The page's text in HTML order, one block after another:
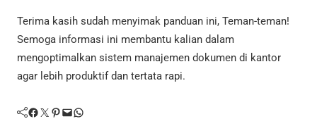
Terima kasih sudah menyimak panduan ini, Teman-teman!
Semoga informasi ini membantu kalian dalam
mengoptimalkan sistem manajemen dokumen di kantor
agar lebih produktif dan tertata rapi.
Facebook Twitter Pinterest Mail WhatsApp